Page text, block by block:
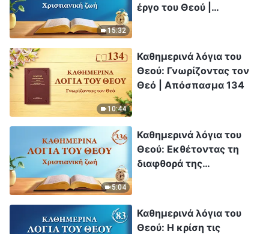
15:32
έργο του Θεού |
10:44
Καθημερινά λόγια του
Θεού: Γνωρίζοντας τον
Θεό | Απόσπασμα 134
5:04
Καθημερινά λόγια του
Θεού: Εκθέτοντας τη
διαφθορά της
Καθημερινά λόγια του
Θεού: Η κρίση τις